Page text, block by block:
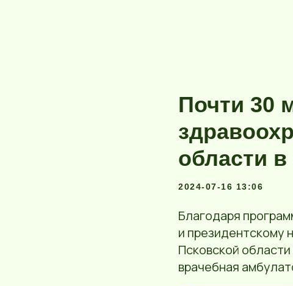
Почти 30
области
2024-07-16 13:06
Благодаря
и президентскому
Псковской
врачебная